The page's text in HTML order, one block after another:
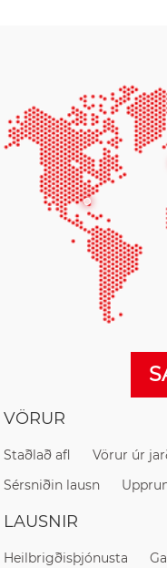
VÖRUR
Staðlað afl Vörur úr
Sérsniðin lausn
LAUSNIR
Heilbrigðisþjónusta